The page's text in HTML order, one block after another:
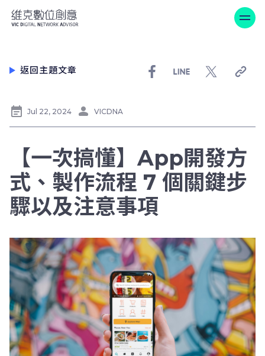
返回主題文章
Jul 22, 2024 VICDNA
【⼀次搞懂】App開發⽅
式、製作流程 7 個關鍵步
驟以及注意事項